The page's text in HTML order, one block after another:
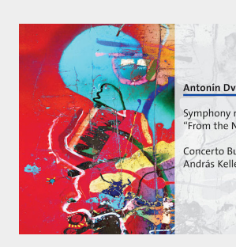
MARIO
KNAPP
„MOBILE
ETHNIC
MINORITY“
ERSCHIENEN!